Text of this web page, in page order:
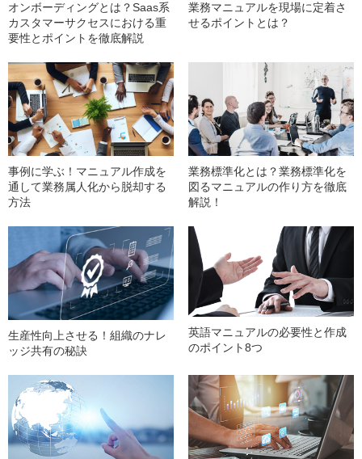
オンボーディングとは？Saas系
カスタマーサクセスにおける重
要性とポイントを徹底解説
業務マニュアルを現場に定着さ
せるポイントとは？
事例に学ぶ！マニュアル作成を
通して業務属人化から脱却する
方法
業務標準化とは？業務標準化を
図るマニュアルの作り方を徹底
解説！
生産性向上させる！組織のナレ
ッジ共有の秘訣
英語マニュアルの必要性と作成
のポイント8つ